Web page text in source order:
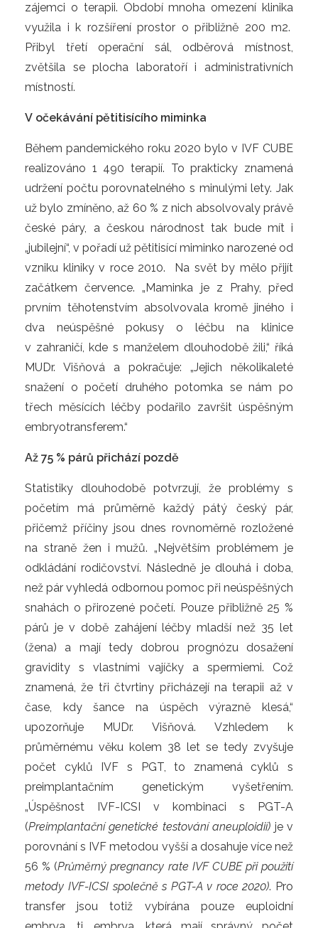
zájemci o terapii. Období mnoha omezení klinika
využila i k rozšíření prostor o přibližně 200 m2.
Přibyl třetí operační sál, odběrová místnost,
zvětšila se plocha laboratoří i administrativních
místností.
V očekávání pětitisícího miminka
Během pandemického roku 2020 bylo v IVF CUBE
realizováno 1 490 terapií. To prakticky znamená
udržení počtu porovnatelného s minulými lety. Jak
už bylo zmíněno, až 60 % z nich absolvovaly právě
české páry, a českou národnost tak bude mít i
„jubilejní“, v pořadí už pětitisící miminko narozené od
vzniku kliniky v roce 2010. Na svět by mělo přijít
začátkem července. „Maminka je z Prahy, před
prvním těhotenstvím absolvovala kromě jiného i
dva neúspěšné pokusy o léčbu na klinice
v zahraničí, kde s manželem dlouhodobě žili,“ říká
MUDr. Višňová a pokračuje: „Jejich několikaleté
snažení o početí druhého potomka se nám po
třech měsících léčby podařilo završit úspěšným
embryotransferem.“
Až 75 % párů přichází pozdě
Statistiky dlouhodobě potvrzují, že problémy s
početím má průměrně každý pátý český pár,
přičemž příčiny jsou dnes rovnoměrně rozložené
na straně žen i mužů. „Největším problémem je
odkládání rodičovství. Následně je dlouhá i doba,
než pár vyhledá odbornou pomoc při neúspěšných
snahách o přirozené početí. Pouze přibližně 25 %
párů je v době zahájení léčby mladší než 35 let
(žena) a mají tedy dobrou prognózu dosažení
gravidity s vlastními vajíčky a spermiemi. Což
znamená, že tři čtvrtiny přicházejí na terapii až v
čase, kdy šance na úspěch výrazně klesá,“
upozorňuje MUDr. Višňová. Vzhledem k
průměrnému věku kolem 38 let se tedy zvyšuje
počet cyklů IVF s PGT, to znamená cyklů s
preimplantačním genetickým vyšetřením.
„Úspěšnost IVF-ICSI v kombinaci s PGT-A
(Preimplantační genetické testování aneuploidií) je v
porovnání s IVF metodou vyšší a dosahuje více než
56 % (Průměrný pregnancy rate IVF CUBE při použití
metody IVF-ICSI společně s PGT-A v roce 2020). Pro
transfer jsou totiž vybírána pouze euploidní